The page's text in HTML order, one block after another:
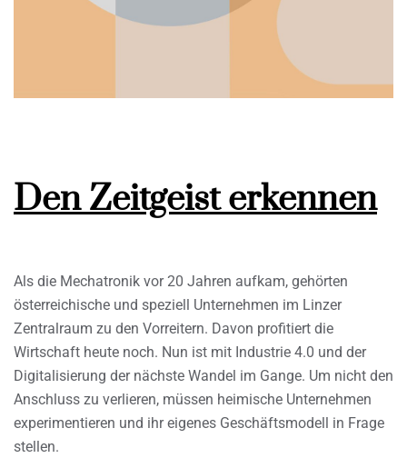
Den Zeitgeist erkennen
Als die Mechatronik vor 20 Jahren aufkam, gehörten
österreichische und speziell Unternehmen im Linzer
Zentralraum zu den Vorreitern. Davon profitiert die
Wirtschaft heute noch. Nun ist mit Industrie 4.0 und der
Digitalisierung der nächste Wandel im Gange. Um nicht den
Anschluss zu verlieren, müssen heimische Unternehmen
experimentieren und ihr eigenes Geschäftsmodell in Frage
stellen.